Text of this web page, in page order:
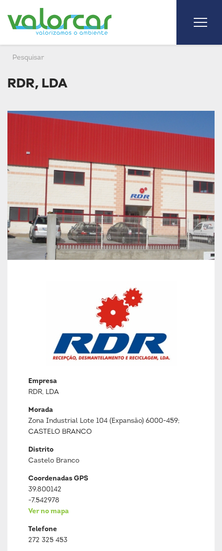
RDR, LDA
Empresa
RDR, LDA
Morada
Zona Industrial Lote 104 (Expansão) 6000-459;
CASTELO BRANCO
Distrito
Castelo Branco
Coordenadas GPS
39.800142
-7.542978
Ver no mapa
Telefone
272 325 453